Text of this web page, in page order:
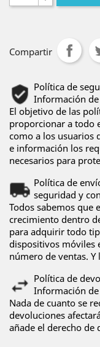
Compartir
Política de
Información
El objetivo de las
proporcionar a todo
como a los usuarios
e información los
necesarios para
Política de
seguridad y
Todos sabemos que
crecimiento dentro
para adquirir todo
dispositivos móviles
número de ventas. Y
Política de
Información
Nada de cuanto se
devoluciones
añade el derecho de